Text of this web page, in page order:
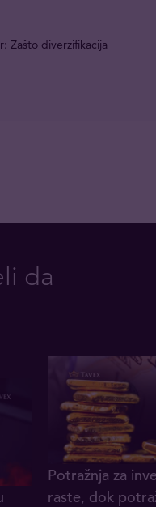
Zašto diverzifikacija
da
Potražnja za
raste, dok